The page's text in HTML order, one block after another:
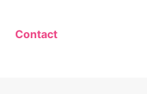
Contact